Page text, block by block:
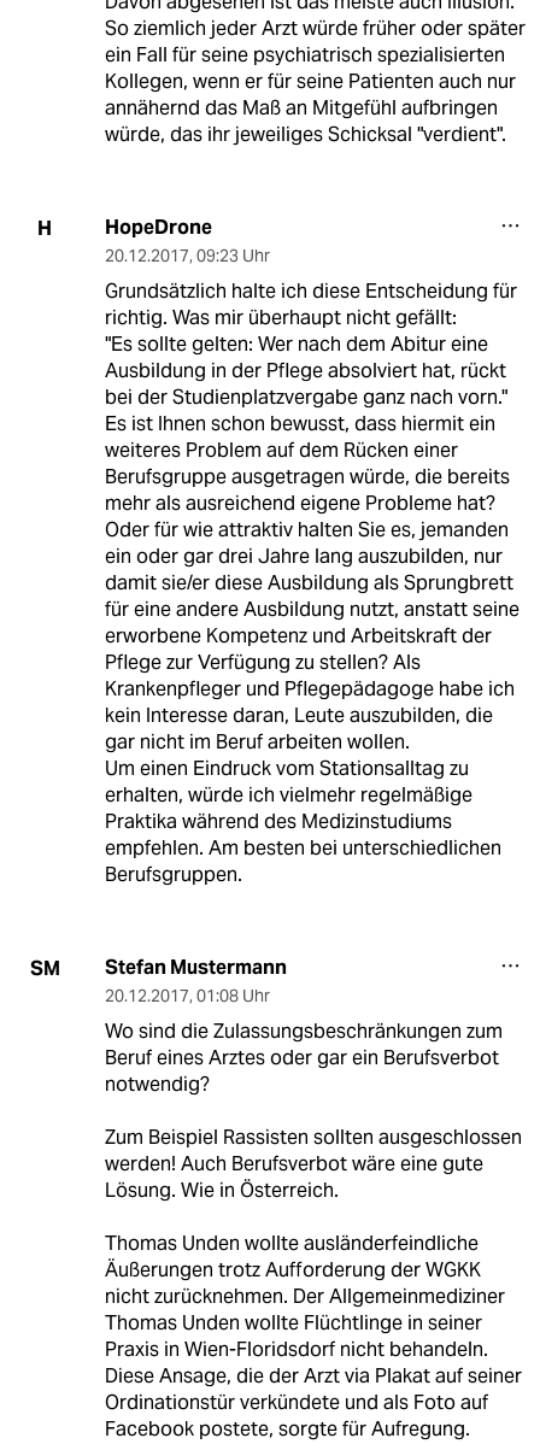
So ziemlich jeder Arzt würde früher oder später
ein Fall für seine psychiatrisch spezialisierten
Kollegen, wenn er für seine Patienten auch nur
annähernd das Maß an Mitgefühl aufbringen
würde, das ihr jeweiliges Schicksal "verdient".
H HopeDrone
20.12.2017, 09:23 Uhr
Grundsätzlich halte ich diese Entscheidung für
richtig. Was mir überhaupt nicht gefällt:
"Es sollte gelten: Wer nach dem Abitur eine
Ausbildung in der Pflege absolviert hat, rückt
bei der Studienplatzvergabe ganz nach vorn."
Es ist Ihnen schon bewusst, dass hiermit ein
weiteres Problem auf dem Rücken einer
Berufsgruppe ausgetragen würde, die bereits
mehr als ausreichend eigene Probleme hat?
Oder für wie attraktiv halten Sie es, jemanden
ein oder gar drei Jahre lang auszubilden, nur
damit sie/er diese Ausbildung als Sprungbrett
für eine andere Ausbildung nutzt, anstatt seine
erworbene Kompetenz und Arbeitskraft der
Pflege zur Verfügung zu stellen? Als
Krankenpfleger und Pflegepädagoge habe ich
kein Interesse daran, Leute auszubilden, die
gar nicht im Beruf arbeiten wollen.
Um einen Eindruck vom Stationsalltag zu
erhalten, würde ich vielmehr regelmäßige
Praktika während des Medizinstudiums
empfehlen. Am besten bei unterschiedlichen
Berufsgruppen.
SM Stefan Mustermann
20.12.2017, 01:08 Uhr
Wo sind die Zulassungsbeschränkungen zum
Beruf eines Arztes oder gar ein Berufsverbot
notwendig?
Zum Beispiel Rassisten sollten ausgeschlossen
werden! Auch Berufsverbot wäre eine gute
Lösung. Wie in Österreich.
Thomas Unden wollte ausländerfeindliche
Äußerungen trotz Aufforderung der WGKK
nicht zurücknehmen. Der Allgemeinmediziner
Thomas Unden wollte Flüchtlinge in seiner
Praxis in Wien-Floridsdorf nicht behandeln.
Diese Ansage, die der Arzt via Plakat auf seiner
Ordinationstür verkündete und als Foto auf
Facebook postete, sorgte für Aufregung.